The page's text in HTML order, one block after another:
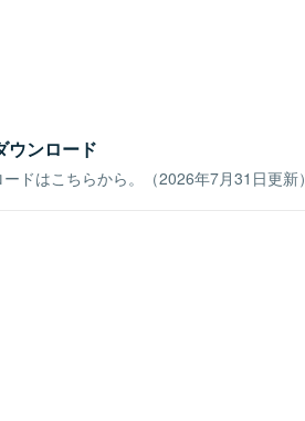
ウンロード
ドはこちらから。（2026年7月31日更新）